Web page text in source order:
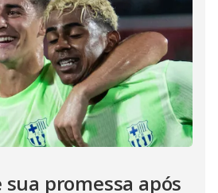
promessa após